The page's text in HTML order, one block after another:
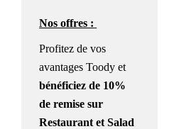
Nos offres :
Profitez de vos
avantages Toody et
bénéficiezde 10%
de remise sur
Restaurant et Salad